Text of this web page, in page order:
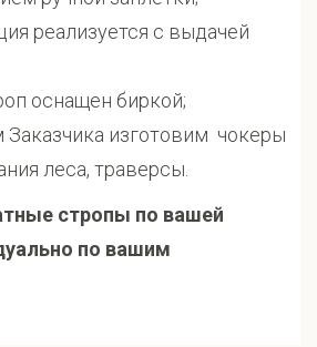
реализуется с выдачей
оснащен биркой;
изготовим чокеры
леса, траверсы.
стропы по вашей
по вашим